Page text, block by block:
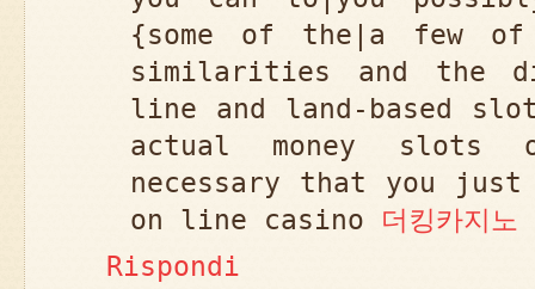
{some of the|a few
similarities and the
line and land-based
actual money
necessary that you
on line casino 더킹카지노
Rispondi